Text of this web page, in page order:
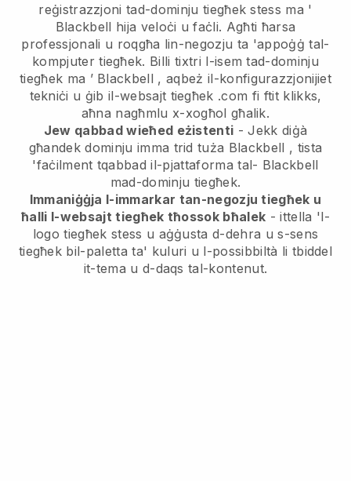
reġistrazzjoni tad-dominju tiegħek stess ma '
Blackbell hija veloċi u faċli. Agħti ħarsa
professjonali u roqgħa lin-negozju ta 'appoġġ tal-
kompjuter tiegħek. Billi tixtri l-isem tad-dominju
tiegħek ma ’ Blackbell , aqbeż il-konfigurazzjonijiet
tekniċi u ġib il-websajt tiegħek .com fi ftit klikks,
aħna nagħmlu x-xogħol għalik.
Jew qabbad wieħed eżistenti - Jekk diġà
għandek dominju imma trid tuża Blackbell , tista
'faċilment tqabbad il-pjattaforma tal- Blackbell
mad-dominju tiegħek.
Immaniġġja l-immarkar tan-negozju tiegħek u
ħalli l-websajt tiegħek tħossok bħalek - ittella 'l-
logo tiegħek stess u aġġusta d-dehra u s-sens
tiegħek bil-paletta ta' kuluri u l-possibbiltà li tbiddel
it-tema u d-daqs tal-kontenut.